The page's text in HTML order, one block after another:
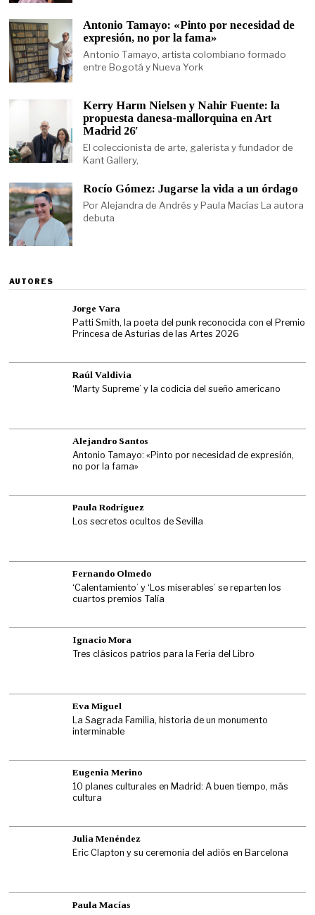
Antonio Tamayo: «Pinto por necesidad de
expresión, no por la fama»
Antonio Tamayo, artista colombiano formado
entre Bogotá y Nueva York
Kerry Harm Nielsen y Nahir Fuente: la
propuesta danesa-mallorquina en Art
Madrid 26′
El coleccionista de arte, galerista y fundador de
Kant Gallery,
Rocío Gómez: Jugarse la vida a un órdago
Por Alejandra de Andrés y Paula Macías La autora
debuta
AUTORES
Jorge Vara
Patti Smith, la poeta del punk reconocida con el Premio
Princesa de Asturias de las Artes 2026
Raúl Valdivia
‘Marty Supreme’ y la codicia del sueño americano
Alejandro Santos
Antonio Tamayo: «Pinto por necesidad de expresión,
no por la fama»
Paula Rodríguez
Los secretos ocultos de Sevilla
Fernando Olmedo
‘Calentamiento’ y ‘Los miserables’ se reparten los
cuartos premios Talía
Ignacio Mora
Tres clásicos patrios para la Feria del Libro
Eva Miguel
La Sagrada Familia, historia de un monumento
interminable
Eugenia Merino
10 planes culturales en Madrid: A buen tiempo, más
cultura
Julia Menéndez
Eric Clapton y su ceremonia del adiós en Barcelona
Paula Macías